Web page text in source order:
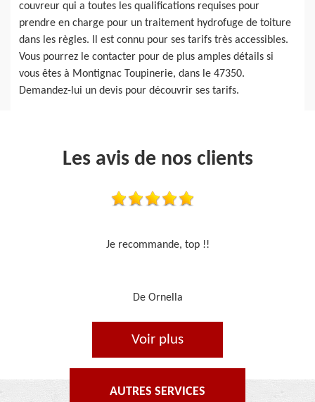
couvreur qui a toutes les qualifications requises pour
prendre en charge pour un traitement hydrofuge de toiture
dans les règles. Il est connu pour ses tarifs très accessibles.
Vous pourrez le contacter pour de plus amples détails si
vous êtes à Montignac Toupinerie, dans le 47350.
Demandez-lui un devis pour découvrir ses tarifs.
Les avis de nos clients
Travail sérieux
De Je cours je peins
Voir plus
AUTRES SERVICES